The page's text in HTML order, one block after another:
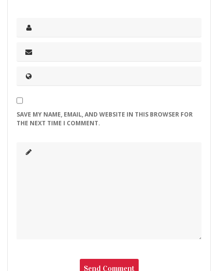
SAVE MY NAME, EMAIL, AND WEBSITE IN THIS BROWSER FOR
THE NEXT TIME I COMMENT.